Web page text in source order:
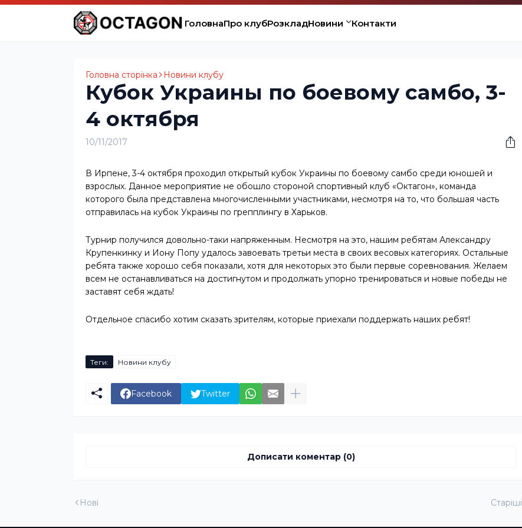
ГоловнаПро клубРозкладНовини Контакти
Головна сторінка Новини клубу
Кубок Украины по боевому самбо, 3-
4 октября
10/11/2017
В Ирпене, 3-4 октября проходил открытый кубок Украины по боевому самбо среди юношей и
взрослых. Данное мероприятие не обошло стороной спортивный клуб «Октагон», команда
которого была представлена многочисленными участниками, несмотря на то, что большая часть
отправилась на кубок Украины по грепплингу в Харьков.
Турнир получился довольно-таки напряженным. Несмотря на это, нашим ребятам Александру
Крупенкинку и Иону Попу удалось завоевать третьи места в своих весовых категориях. Остальные
ребята также хорошо себя показали, хотя для некоторых это были первые соревнования. Желаем
всем не останавливаться на достигнутом и продолжать упорно тренироваться и новые победы не
заставят себя ждать!
Отдельное спасибо хотим сказать зрителям, которые приехали поддержать наших ребят!
Теги: Новини клубу
Facebook Twitter
Дописати коментар (0)
Нові Старіші